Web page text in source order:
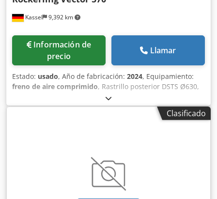
Kassel 9,392 km
Información de
precio
Llamar
Estado: usado, Año de fabricación: 2024, Equipamiento:
freno de aire comprimido, Rastrillo posterior DSTS Ø630,
iluminación, protección hidráulica contra piedras, lanza
con ojo de arrastre de 51 mm, juego de rejas con punta
HM y deflector, 30 unidades, juego de rejas de ala plana,
Clasificado